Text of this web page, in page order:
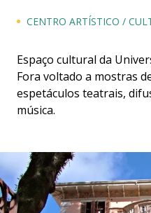
CENTRO ARTÍSTICO /
Espaço cultural da
Fora voltado a mostras
espetáculos teatrais,
música.